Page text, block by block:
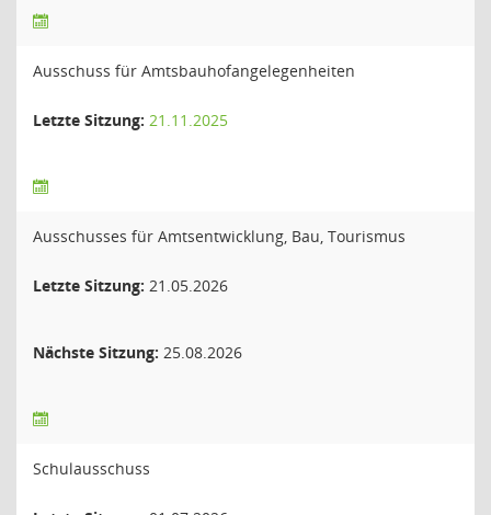
Ausschuss für Amtsbauhofangelegenheiten
Letzte Sitzung: 21.11.2025
Ausschusses für Amtsentwicklung, Bau, Tourismus
Letzte Sitzung: 21.05.2026
Nächste Sitzung: 25.08.2026
Schulausschuss